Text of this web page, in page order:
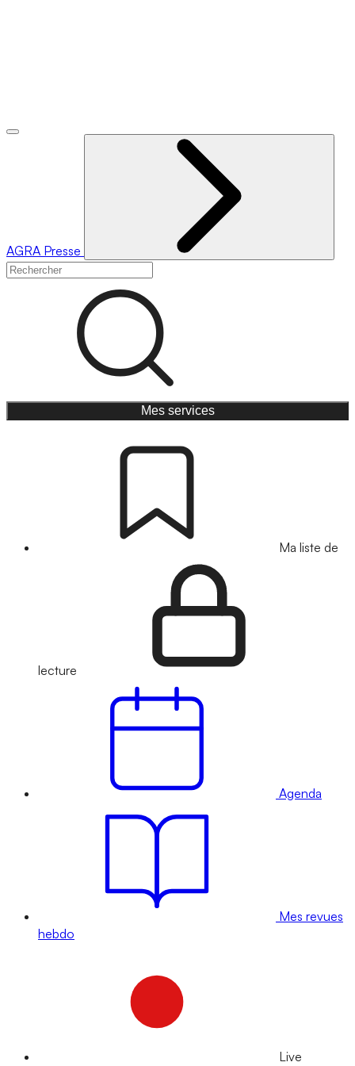
AGRA Presse
Mes services
Ma liste de
lecture
Agenda
Mes revues
hebdo
Live